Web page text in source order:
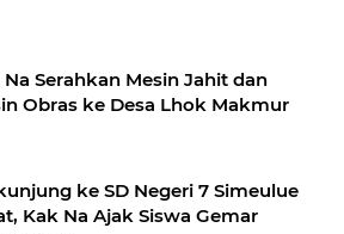
Na Serahkan Mesin Jahit dan
Obras ke Desa Lhok Makmur
ke SD Negeri 7 Simeulue
Kak Na Ajak Siswa Gemar